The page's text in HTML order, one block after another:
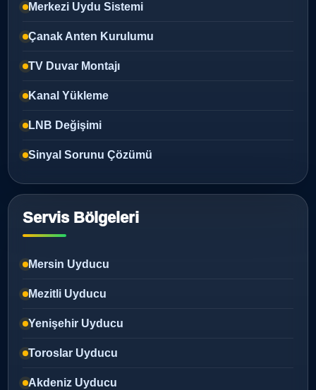
Merkezi Uydu Sistemi
Çanak Anten Kurulumu
TV Duvar Montajı
Kanal Yükleme
LNB Değişimi
Sinyal Sorunu Çözümü
Servis Bölgeleri
Mersin Uyducu
Mezitli Uyducu
Yenişehir Uyducu
Toroslar Uyducu
Akdeniz Uyducu